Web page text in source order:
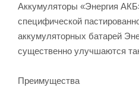
Аккумуляторы «Энергия
специфической
аккумуляторных батарей
существенно улучшаются
Преимущества